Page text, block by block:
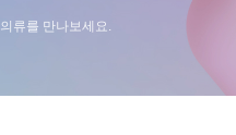
류를 만나보세요.